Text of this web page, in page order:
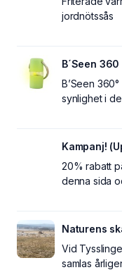
jordnötssås
B´Seen
B’Seen
synlighet i
Kampanj!
20% rabatt
denna sida
Naturens
Vid
samlas